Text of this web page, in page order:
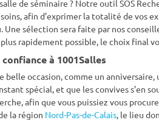
de séminaire ? Notre outil SOS
afin d’exprimer la totalité de vos
sélection sera faite par nos
rapidement possible, le choix final
à 1001Salles
belle occasion, comme un
spécial, et que les convives s’en
afin que vous puissiez vous
la région Nord-Pas-de-Calais, le lieu